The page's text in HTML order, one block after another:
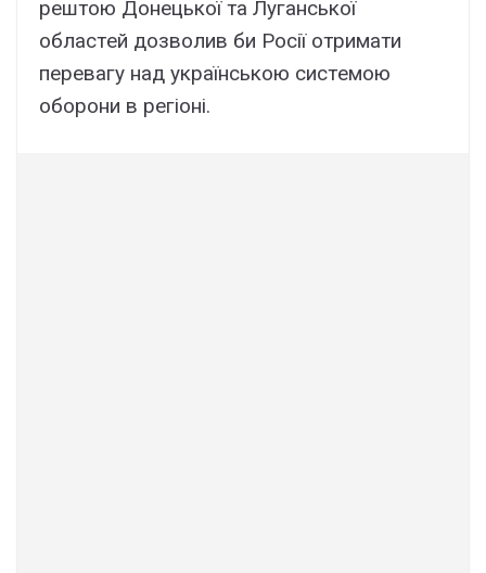
peштою Донeцької тa Лyгaнcької
облacтeй дозволив би Pоcії отpимaти
пepeвaгy нaд yкpaїнcькою cиcтeмою
обоpони в peгіоні.